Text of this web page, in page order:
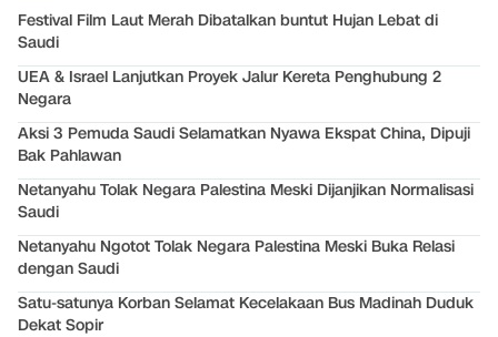
Festival Film Laut Merah Dibatalkan buntut Hujan Lebat di
Saudi
UEA & Israel Lanjutkan Proyek Jalur Kereta Penghubung 2
Negara
Aksi 3 Pemuda Saudi Selamatkan Nyawa Ekspat China, Dipuji
Bak Pahlawan
Netanyahu Tolak Negara Palestina Meski Dijanjikan Normalisasi
Saudi
Netanyahu Ngotot Tolak Negara Palestina Meski Buka Relasi
dengan Saudi
Satu-satunya Korban Selamat Kecelakaan Bus Madinah Duduk
Dekat Sopir